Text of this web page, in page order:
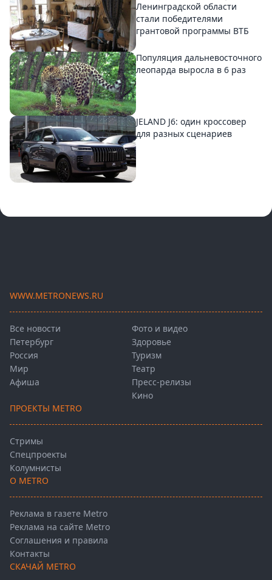
Ленинградской области
стали победителями
грантовой программы ВТБ
Популяция дальневосточного
леопарда выросла в 6 раз
JELAND J6: один кроссовер
для разных сценариев
WWW.METRONEWS.RU
Все новости
Петербург
Россия
Мир
Афиша
Фото и видео
Здоровье
Туризм
Театр
Пресс-релизы
Кино
ПРОЕКТЫ METRO
Стримы
Спецпроекты
Колумнисты
О METRO
Реклама в газете Metro
Реклама на сайте Metro
Соглашения и правила
Контакты
СКАЧАЙ METRO